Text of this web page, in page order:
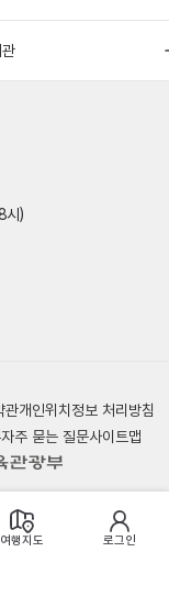
시)
관개인위치정보 처리방침
자주 묻는 질문사이트맵
여행지도 로그인